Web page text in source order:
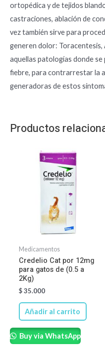
ortopédica y de tejidos
castraciones, ablación de
vez también sirve para
generen dolor: Toracentesis,
aquellas patologías donde
fiebre, para contrarrestar la
generadoras de estos
Productos
Medicamentos
Credelio Cat por 12mg
para gatos de (0.5 a
2Kg)
$35.000
Añadir al carrito
Buy via WhatsApp